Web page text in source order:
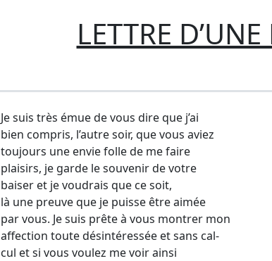
LETTRE
Je suis très émue de vous dire que j’ai
bien compris, l’autre soir, que vous aviez
toujours une envie folle de me faire
plaisirs, je garde le souvenir de votre
baiser et je voudrais que ce soit,
là une preuve que je puisse être aimée
par vous. Je suis prête à vous montrer mon
affection toute désintéressée et sans cal-
cul et si vous voulez me voir ainsi